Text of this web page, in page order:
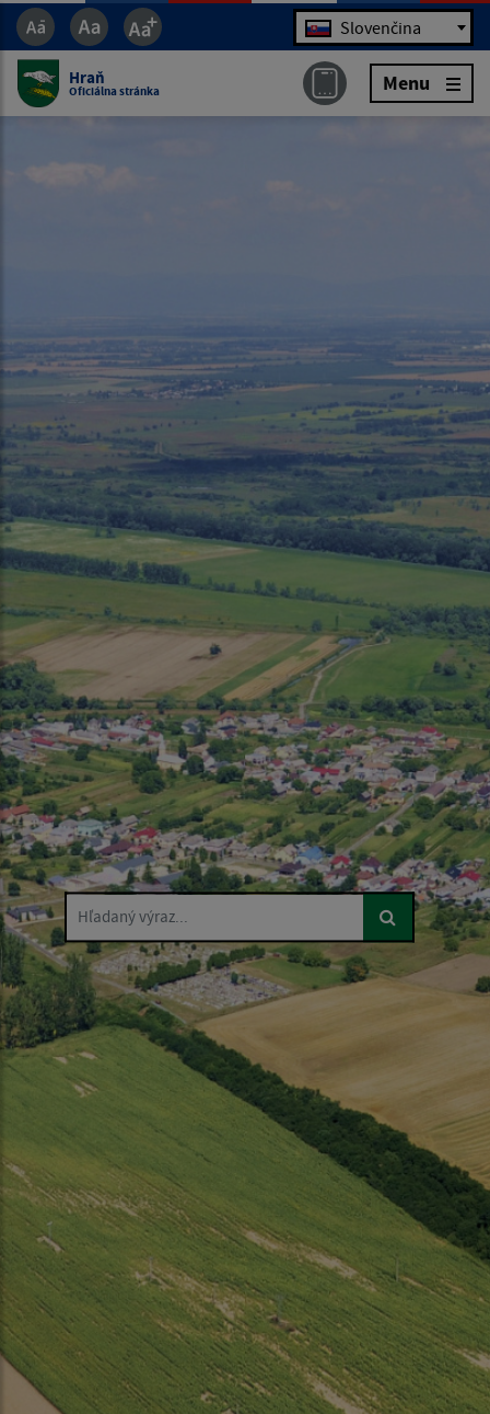
Jazyk Slovenčina
Hraň
Oficiálna stránka Menu
Hľadaný výraz...